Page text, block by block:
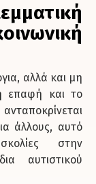
αλλά και μη
επαφή και το
άλλους, αυτό
στην
αυτιστικού